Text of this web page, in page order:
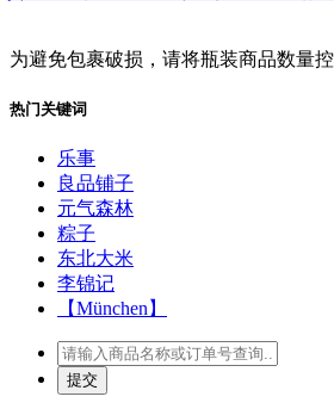
为避免包裹破损，请将瓶装商品数量
热门关键词
乐事
良品铺子
元气森林
粽子
东北大米
李锦记
【München】